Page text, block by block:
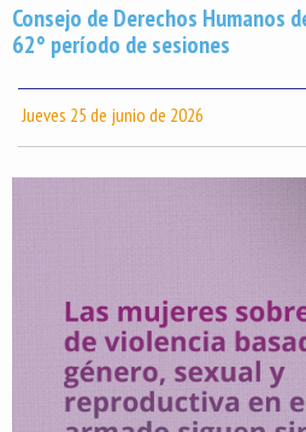
Consejo de Derechos Humanos
62° período de sesiones
Jueves 25 de junio de 2026